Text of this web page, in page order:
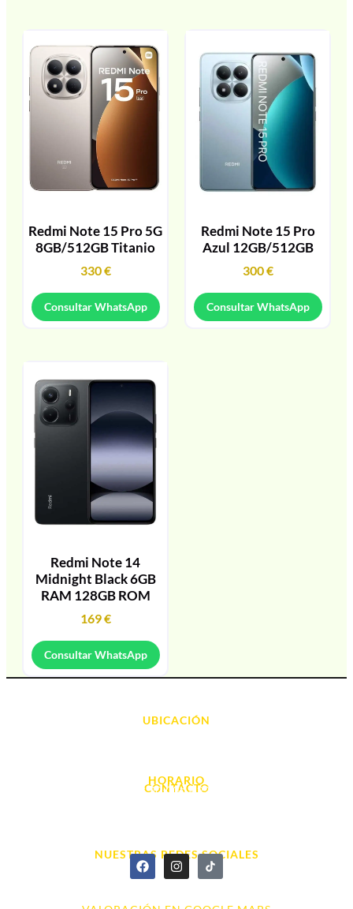
Redmi Note 15 Pro 5G
8GB/512GB Titanio
330€
Consultar WhatsApp
Redmi Note 15 Pro
Azul 12GB/512GB
300€
Consultar WhatsApp
Redmi Note 14
Midnight Black 6GB
RAM 128GB ROM
169€
Consultar WhatsApp
UBICACIÓN
HORARIO
L. - S. 10:00h a 22:00h
CONTACTO
NUESTRAS REDES SOCIALES